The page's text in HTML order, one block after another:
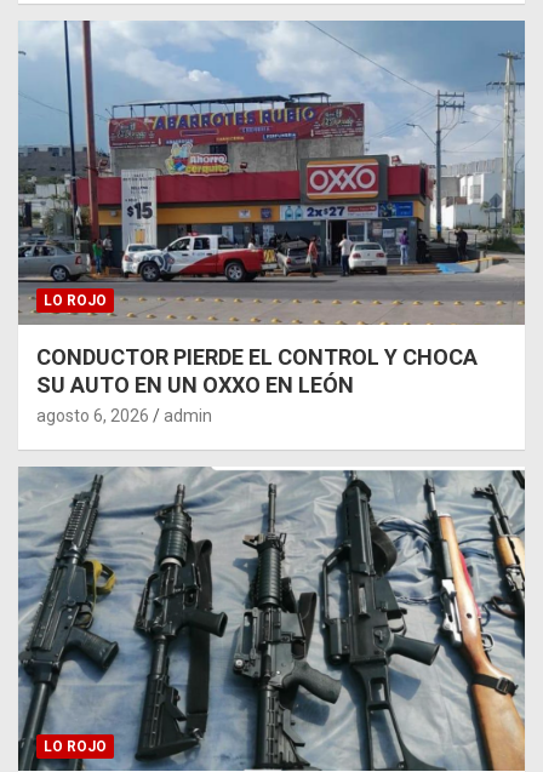
LO ROJO
CONDUCTOR PIERDE EL CONTROL Y CHOCA
SU AUTO EN UN OXXO EN LEÓN
agosto 6, 2026 admin
LO ROJO